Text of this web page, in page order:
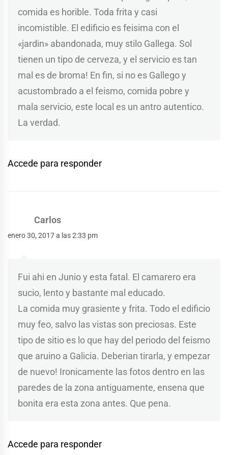
comida es horible. Toda frita y casi
incomistible. El edificio es feisima con el
«jardin» abandonada, muy stilo Gallega. Sol
tienen un tipo de cerveza, y el servicio es tan
mal es de broma! En fin, si no es Gallego y
acustombrado a el feismo, comida pobre y
mala servicio, este local es un antro autentico.
La verdad.
Accede para responder
Carlos
enero 30, 2017 a las 2:33 pm
Fui ahi en Junio y esta fatal. El camarero era
sucio, lento y bastante mal educado.
La comida muy grasiente y frita. Todo el edificio
muy feo, salvo las vistas son preciosas. Este
tipo de sitio es lo que hay del periodo del feismo
que aruino a Galicia. Deberian tirarla, y empezar
de nuevo! Ironicamente las fotos dentro en las
paredes de la zona antiguamente, ensena que
bonita era esta zona antes. Que pena.
Accede para responder